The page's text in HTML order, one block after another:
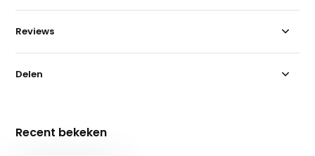
Reviews
Delen
Recent bekeken